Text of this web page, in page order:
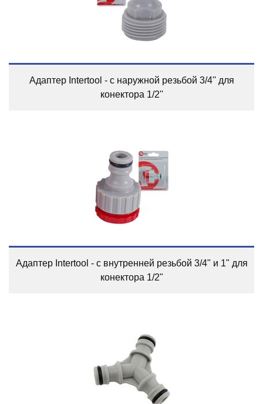
Адаптер Intertool - с наружной резьбой 3/4'' для
конектора 1/2''
Адаптер Intertool - с внутренней резьбой 3/4" и 1" для
конектора 1/2"